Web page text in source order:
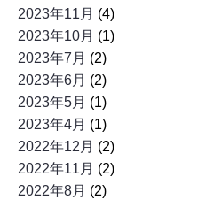
2023年11月 (4)
2023年10月 (1)
2023年7月 (2)
2023年6月 (2)
2023年5月 (1)
2023年4月 (1)
2022年12月 (2)
2022年11月 (2)
2022年8月 (2)